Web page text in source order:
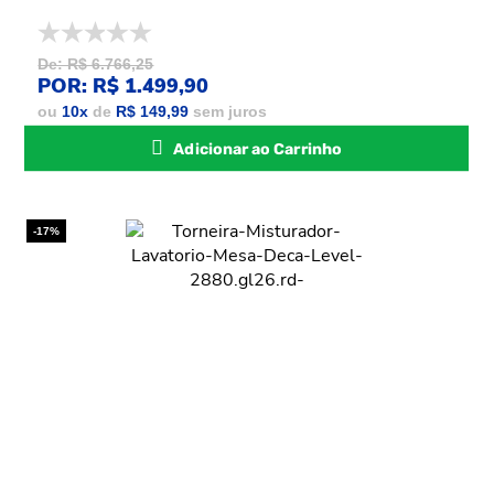
De: R$ 6.766,25
POR: R$ 1.499,90
ou 10x de R$ 149,99 sem juros
Adicionar ao Carrinho
-17%